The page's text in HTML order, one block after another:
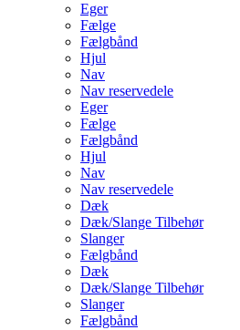
Eger
Fælge
Fælgbånd
Hjul
Nav
Nav reservedele
Eger
Fælge
Fælgbånd
Hjul
Nav
Nav reservedele
Dæk
Dæk/Slange Tilbehør
Slanger
Fælgbånd
Dæk
Dæk/Slange Tilbehør
Slanger
Fælgbånd